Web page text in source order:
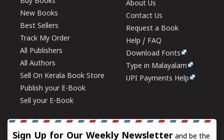
New Books
Best Sellers
Track My Order
All Publishers
All Authors
Sell On Kerala Book Store
Publish your E-Book
Sell your E-Book
About Us
Contact Us
Request a Book
Help / FAQ
Download Fonts
Type in Malayalam
UPI Payments Help
Sign Up for Our Weekly Newsletter and be the